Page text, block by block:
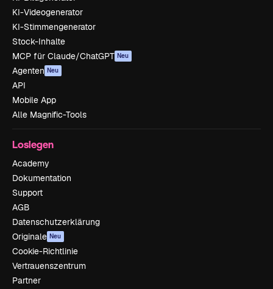
KI-Videogenerator
KI-Stimmengenerator
Stock-Inhalte
MCP für Claude/ChatGPT Neu
Agenten Neu
API
Mobile App
Alle Magnific-Tools
Loslegen
Academy
Dokumentation
Support
AGB
Datenschutzerklärung
Originale Neu
Cookie-Richtlinie
Vertrauenszentrum
Partner